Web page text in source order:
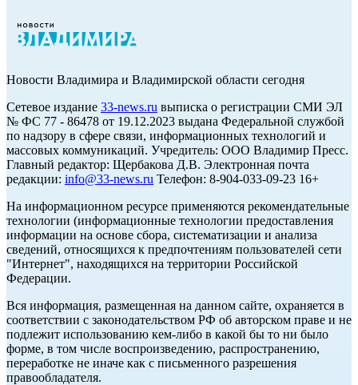
Новости Владимира и Владимирской области сегодня
Cетевое издание 33-news.ru выписка о регистрации СМИ ЭЛ
№ ФС 77 - 86478 от 19.12.2023 выдана Федеральной службой
по надзору в сфере связи, информационных технологий и
массовых коммуникаций. Учредитель: ООО Владимир Пресс.
Главный редактор: Щербакова Д.В. Электронная почта
редакции: info@33-news.ru Телефон: 8-904-033-09-23 16+
На информационном ресурсе применяются рекомендательные
технологии (информационные технологии предоставления
информации на основе сбора, систематизации и анализа
сведений, относящихся к предпочтениям пользователей сети
"Интернет", находящихся на территории Российской
Федерации.
Вся информация, размещенная на данном сайте, охраняется в
соответствии с законодательством РФ об авторском праве и не
подлежит использованию кем-либо в какой бы то ни было
форме, в том числе воспроизведению, распространению,
переработке не иначе как с письменного разрешения
правообладателя.